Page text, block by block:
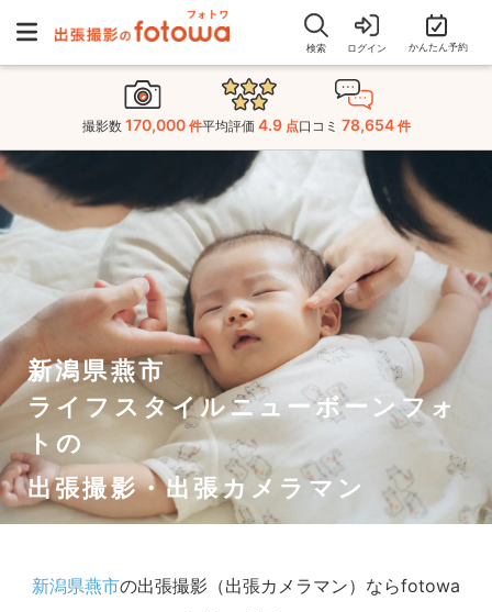
検索 ログイン かんたん予約
撮影数 170,000 件平均評価 4.9 点口コミ 78,654 件
新潟県燕市
ライフスタイルニューボーンフォ
トの
出張撮影・出張カメラマン
新潟県燕市の出張撮影（出張カメラマン）ならfotowa